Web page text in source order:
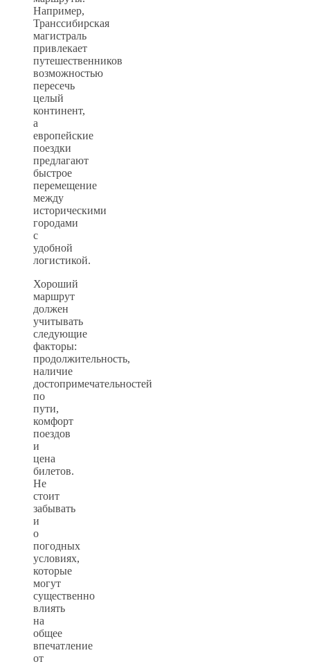
Например,
Транссибирская
магистраль
привлекает
путешественников
возможностью
пересечь
целый
континент,
а
европейские
поездки
предлагают
быстрое
перемещение
между
историческими
городами
с
удобной
логистикой.
Хороший
маршрут
должен
учитывать
следующие
факторы:
продолжительность,
наличие
достопримечательностей
по
пути,
комфорт
поездов
и
цена
билетов.
Не
стоит
забывать
и
о
погодных
условиях,
которые
могут
существенно
влиять
на
общее
впечатление
от